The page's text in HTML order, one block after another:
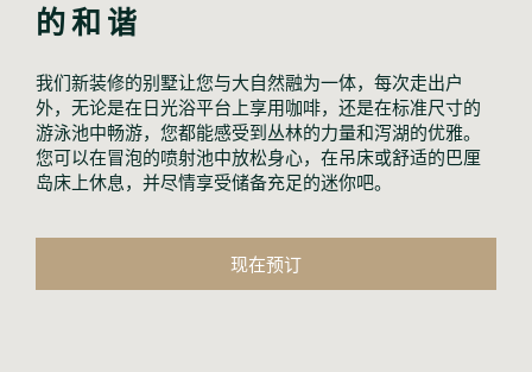
的和谐
我们新装修的别墅让您与大自然融为一体，每次走出户
外，无论是在日光浴平台上享用咖啡，还是在标准尺寸的
游泳池中畅游，您都能感受到丛林的力量和泻湖的优雅。
您可以在冒泡的喷射池中放松身心，在吊床或舒适的巴厘
岛床上休息，并尽情享受储备充足的迷你吧。
现在预订